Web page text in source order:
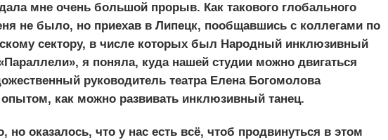
мне очень большой прорыв. Как такового глобального
не было, но приехав в Липецк, пообщавшись с коллегами по
сектору, в числе которых был Народный инклюзивный
я поняла, куда нашей студии можно двигаться
руководитель театра Елена Богомолова
как можно развивать инклюзивный танец.
но оказалось, что у нас есть всё, чтоб продвинуться в этом